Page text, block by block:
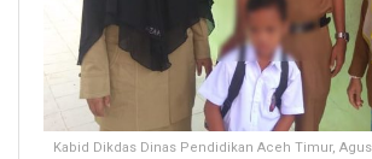
Kabid Dikdas Dinas Pendidikan Aceh Timur,